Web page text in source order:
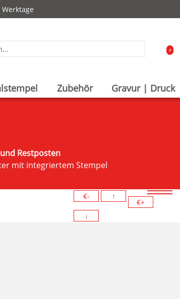
Werktage
0
Zubehör Gravur | Druck
Restposten
mit integriertem Stempel
€- ↑
€+
↓